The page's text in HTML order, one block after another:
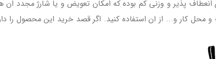
پذیر و وزنی کم بوده که امکان تعویض و یا شارژ مجدد ان
کار و... از ان استفاده کنید. اگر قصد خرید این محصول را